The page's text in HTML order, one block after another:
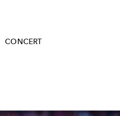
CONCERT